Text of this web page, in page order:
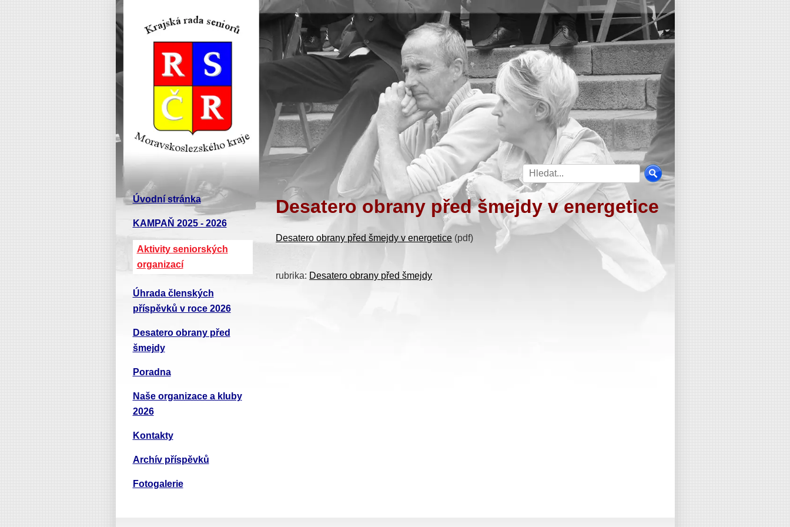
Úvodní stránka
KAMPAŇ 2025 - 2026
Aktivity seniorských
organizací
Úhrada členských
příspěvků v roce 2026
Desatero obrany před
šmejdy
Poradna
Naše organizace a kluby
2026
Kontakty
Archív příspěvků
Fotogalerie
Desatero obrany před šmejdy v energetice
Desatero obrany před šmejdy v energetice (pdf)
rubrika: Desatero obrany před šmejdy